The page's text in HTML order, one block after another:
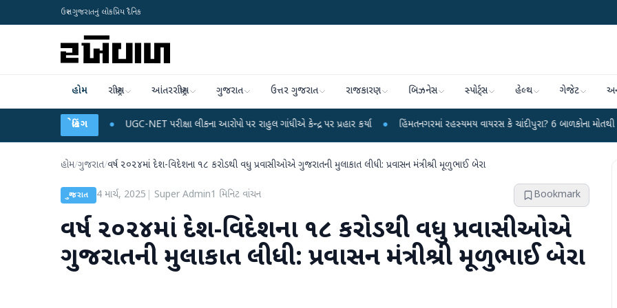
ઉત્તર ગુજરાતનું લોકપ્રિય દૈનિક
હોમ રાષ્ટ્રીય આંતરરાષ્ટ્રીય ગુજરાત ઉત્તર ગુજરાત રાજકારણ બિઝનેસ સ્પોર્ટ્સ હેલ્થ ગેજેટ
બ્રેકિંગ
UGC-NET પરીક્ષા લીકના આરોપો પર રાહુલ ગાંધીએ કેન્દ્ર પર પ્રહાર કર્યા ● હિંમતનગરમાં રહસ્યમય વાયરસ કે ચાંદીપુરા? 6 બાળકોના મોતથી ફફડાટ ●
હોમ/ગુજરાત/વર્ષ ૨૦૨૪માં દેશ-વિદેશના ૧૮ કરોડથી વધુ પ્રવાસીઓએ ગુજરાતની મુલાકાત લીધી: પ્રવાસન મંત્રીશ્રી મૂળુભાઈ બેરા
ગુજરાત 4 માર્ચ, 2025 Super Admin1 મિનિટ વાંચન Bookmark
વર્ષ ૨૦૨૪માં દેશ-વિદેશના ૧૮ કરોડથી વધુ પ્રવાસીઓએ
ગુજરાતની મુલાકાત લીધી: પ્રવાસન મંત્રીશ્રી મૂળુભાઈ બેરા